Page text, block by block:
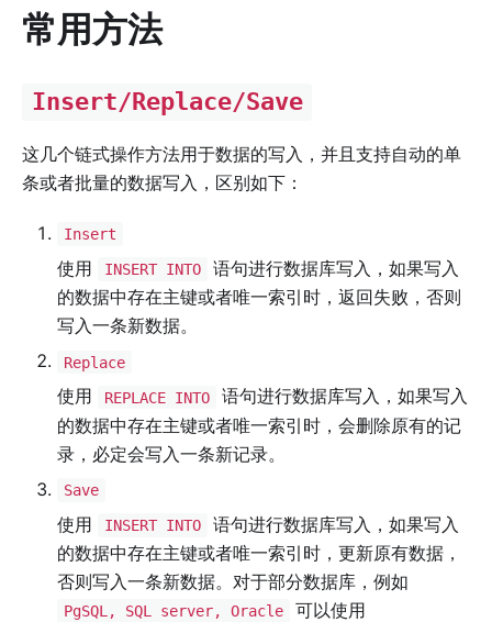
常用方法
Insert/Replace/Save
这几个链式操作方法用于数据的写入，并且支持自动的单
条或者批量的数据写入，区别如下：
Insert
使用 INSERT INTO
语句进行数据库写入，如果写入
的数据中存在主键或者唯一索引时，返回失败，否则
写入一条新数据。
Replace
使用 REPLACE INTO
语句进行数据库写入，如果写入
的数据中存在主键或者唯一索引时，会删除原有的记
录，必定会写入一条新记录。
Save
使用 INSERT INTO
语句进行数据库写入，如果写入
的数据中存在主键或者唯一索引时，更新原有数据，
否则写入一条新数据。对于部分数据库，例如
PgSQL, SQL server, Oracle 可以使用